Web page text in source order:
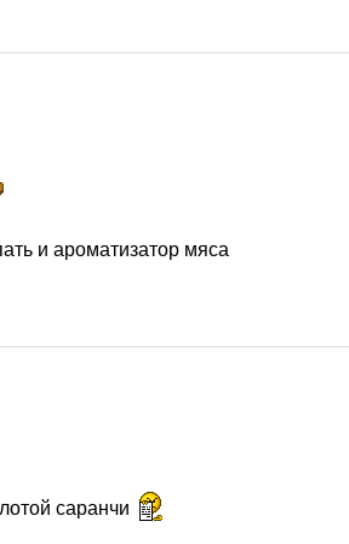
и ароматизатор мяса
саранчи